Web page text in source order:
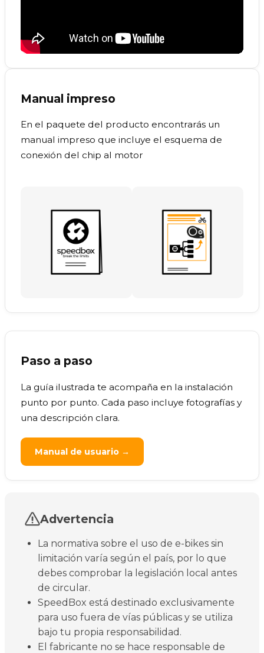
Manual impreso
En el paquete del producto encontrarás un
manual impreso que incluye el esquema de
conexión del chip al motor
Paso a paso
La guía ilustrada te acompaña en la instalación
punto por punto. Cada paso incluye fotografías y
una descripción clara.
Manual de usuario →
Advertencia
La normativa sobre el uso de e-bikes sin
limitación varía según el país, por lo que
debes comprobar la legislación local antes
de circular.
SpeedBox está destinado exclusivamente
para uso fuera de vías públicas y se utiliza
bajo tu propia responsabilidad.
El fabricante no se hace responsable de